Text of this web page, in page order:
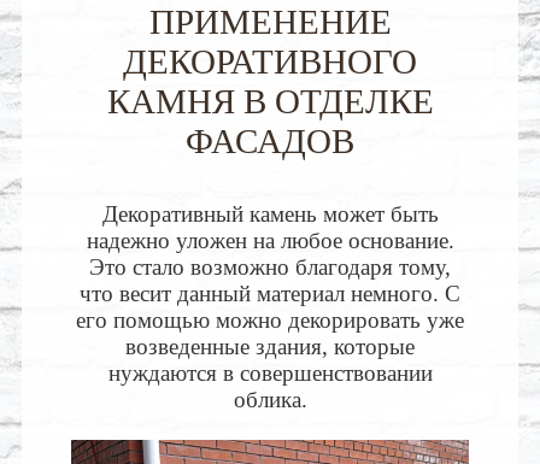
ПРИМЕНЕНИЕ
ДЕКОРАТИВНОГО
КАМНЯ В ОТДЕЛКЕ
ФАСАДОВ
Декоративный камень может быть
надежно уложен на любое основание.
Это стало возможно благодаря тому,
что весит данный материал немного. С
его помощью можно декорировать уже
возведенные здания, которые
нуждаются в совершенствовании
облика.